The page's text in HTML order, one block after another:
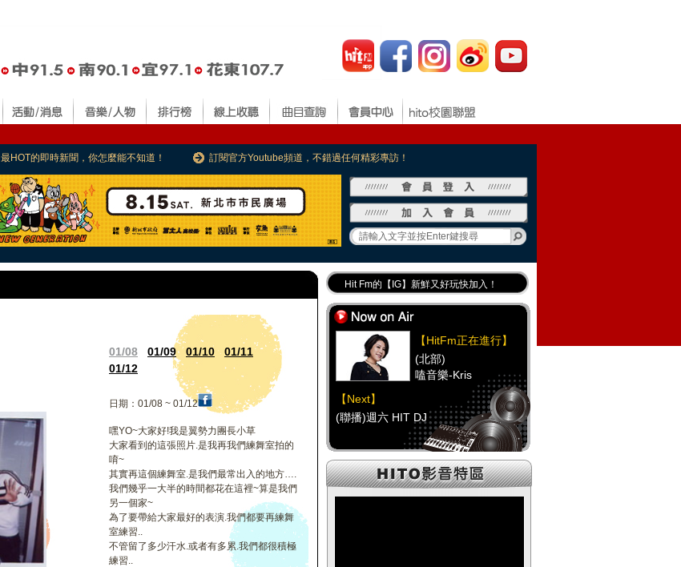
最HOT的即時新聞，你怎麼能不知道！ 訂閱官方Youtube頻道，不錯過任何精彩專訪！
01/08 01/09 01/10
01/11
01/12
日期：01/08 ~ 01/12
嘿YO~大家好!我是翼勢力團長小草
大家看到的這張照片.是我再我們練舞室拍的
唷~
其實再這個練舞室.是我們最常出入的地方….
我們幾乎一大半的時間都花在這裡~算是我們
另一個家~
為了要帶給大家最好的表演.我們都要再練舞
室練習..
不管留了多少汗水.或者有多累.我們都很積極
練習..
Hit Fm的【IG】新鮮又好玩快加入！
Hit Fm【FB臉書粉絲團】等你加入！
最專業《DJ推薦》好音樂千萬別錯過！
好康報報 最新優惠訊息都在這！
【HitFm正在進行】
(北部)
嗑音樂-Kris
【Next】
(聯播)週六 HIT DJ
【HitFm正在進行】
(中部)